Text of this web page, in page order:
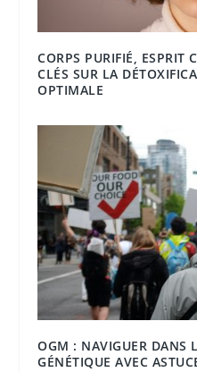
CORPS PURIFIÉ, ESPRIT
CLÉS SUR LA
OPTIMALE
OGM : NAVIGUER DANS
GÉNÉTIQUE AVEC